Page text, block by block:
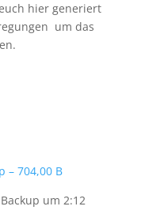
hier generiert
um das
– 704,00 B
um 2:12